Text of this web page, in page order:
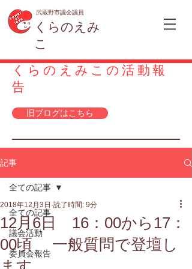
武蔵野市議会議員
くらのえみ
こ
くらのえみこの活動報
告
旧ブログはこちら
記事
全ての記事
議会活動
委員会報告
全ての記事
12月6日 16：00から17：
00頃 一般質問で登壇し
2018年12月3日 読了時間: 9分